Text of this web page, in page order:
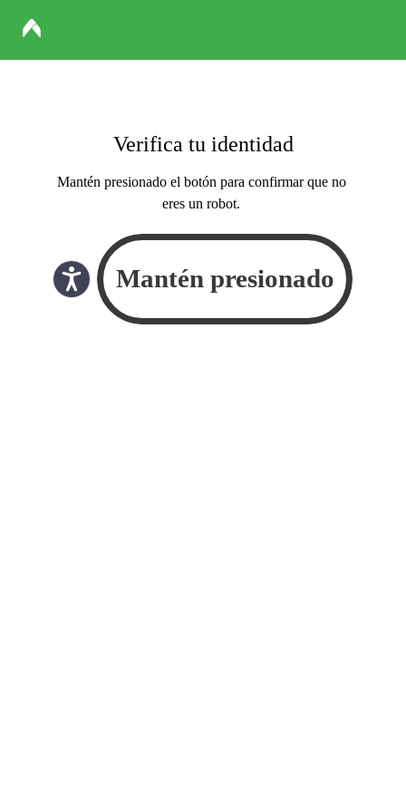
Verifica tu identidad
Mantén presionado el botón para confirmar que no
eres un robot.